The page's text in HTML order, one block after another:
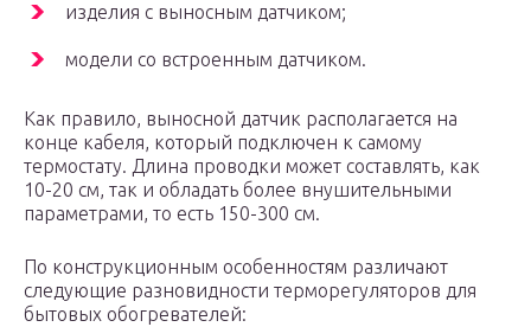
изделия с выносным датчиком;
модели со встроенным датчиком.
Как правило, выносной датчик располагается на
конце кабеля, который подключен к самому
термостату. Длина проводки может составлять, как
10-20 см, так и обладать более внушительными
параметрами, то есть 150-300 см.
По конструкционным особенностям различают
следующие разновидности терморегуляторов для
бытовых обогревателей: